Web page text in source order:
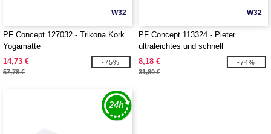
W32
PF Concept 127032 - Trikona Kork
Yogamatte
14,73 €
57,78 €
-75%
W32
PF Concept 113324 - Pieter
ultraleichtes und schnell
trocknendes GRS Handtuch 100 ×
180 cm
8,18 €
31,80 €
-74%